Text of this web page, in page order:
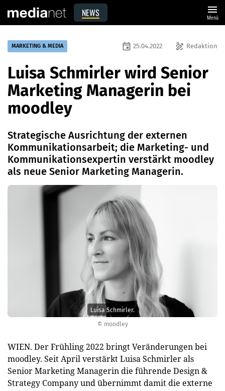
NEWS menu
Menü
© moodley
Luisa Schmirler.
MARKETING & MEDIA draw Redaktion
event 25.04.2022
Luisa Schmirler wird Senior
Marketing Managerin bei
moodley
Strategische Ausrichtung der externen
Kommunikationsarbeit; die Marketing- und
Kommunikationsexpertin verstärkt moodley
als neue Senior Marketing Managerin.
WIEN. Der Frühling 2022 bringt Veränderungen bei
moodley. Seit April verstärkt Luisa Schmirler als
Senior Marketing Managerin die führende Design &
Strategy Company und übernimmt damit die externe